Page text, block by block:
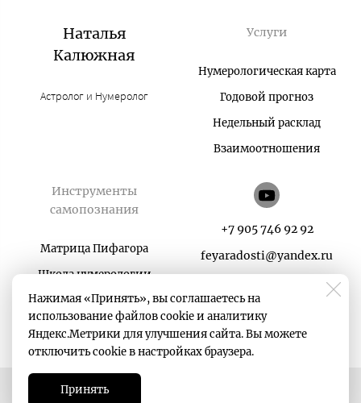
Нажимая «Принять», вы соглашаетесь на
использование файлов cookie и аналитику
Яндекс.Метрики для улучшения сайта. Вы можете
отключить cookie в настройках браузера.
Принять
Наталья
Калюжная
Астролог и Нумеролог
Услуги
Нумерологическая карта
Годовой прогноз
Недельный расклад
Взаимоотношения
Инструменты
самопознания
Матрица Пифагора
Школа нумерологии
Карты в руки
Матрица Судьбы
+7 905 746 92 92
feyaradosti@yandex.ru